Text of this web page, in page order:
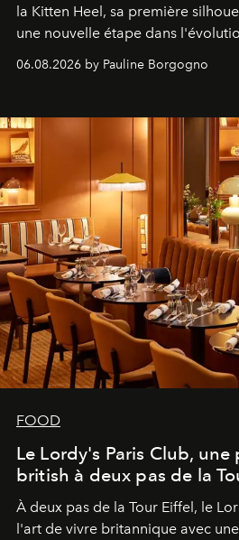
la Kitten Heel, sa première
une nouvelle étape dans
06.08.2026 by Pauline Borgogno
FOOD
Le Lordy's Paris Club, une
british à deux pas de la
À deux pas de la Tour Eiffel, le
l'art de vivre britannique avec